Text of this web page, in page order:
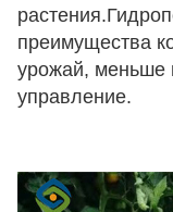
преимущества
урожай, меньше
управление.